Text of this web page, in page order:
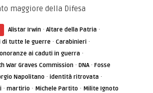
maggiore della Difesa
Alistar Irwin ·Altare della Patria ·
di tutte le guerre ·Carabinieri ·
ai caduti in guerra ·
War Graves Commission ·DNA·Fosse
Napolitano ·identità ritrovata ·
·martirio · Michele Partito · Milite Ignoto